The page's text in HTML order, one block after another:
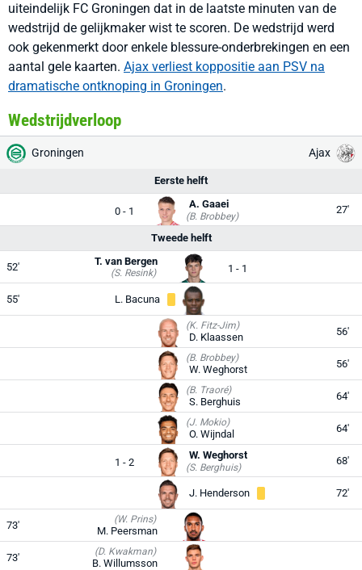
uiteindelijk FC Groningen dat in de laatste minuten van de
wedstrijd de gelijkmaker wist te scoren. De wedstrijd werd
ook gekenmerkt door enkele blessure-onderbrekingen en een
aantal gele kaarten. Ajax verliest koppositie aan PSV na
dramatische ontknoping in Groningen.
Wedstrijdverloop
Groningen Ajax
Eerste helft
0 - 1
A. Gaaei
(B. Brobbey)
27'
Tweede helft
52' (S. Resink)
T. van Bergen
1 - 1
55' L. Bacuna
(K. Fitz-Jim)
D. Klaassen 56'
(B. Brobbey)
W. Weghorst 56'
(B. Traoré)
S. Berghuis 64'
(J. Mokio)
O. Wijndal 64'
1 - 2
W. Weghorst
(S. Berghuis)
68'
J. Henderson 72'
73' (W. Prins)
M. Peersman
73' (D. Kwakman)
B. Willumsson